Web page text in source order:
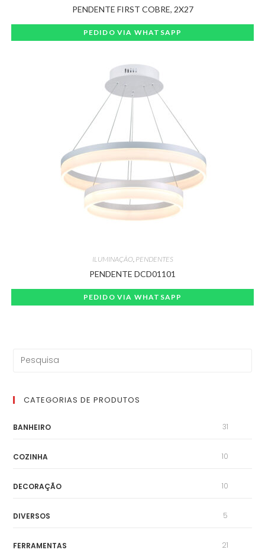
PENDENTE FIRST COBRE, 2X27
PEDIDO VIA WHATSAPP
ILUMINAÇÃO, PENDENTES
PENDENTE DCD01101
PEDIDO VIA WHATSAPP
CATEGORIAS DE PRODUTOS
BANHEIRO 31
COZINHA 10
DECORAÇÃO 10
DIVERSOS 5
FERRAMENTAS 21